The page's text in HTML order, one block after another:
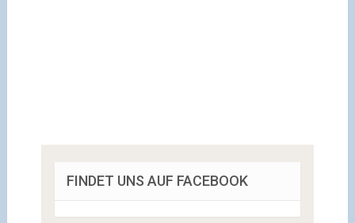
FINDET UNS AUF FACEBOOK